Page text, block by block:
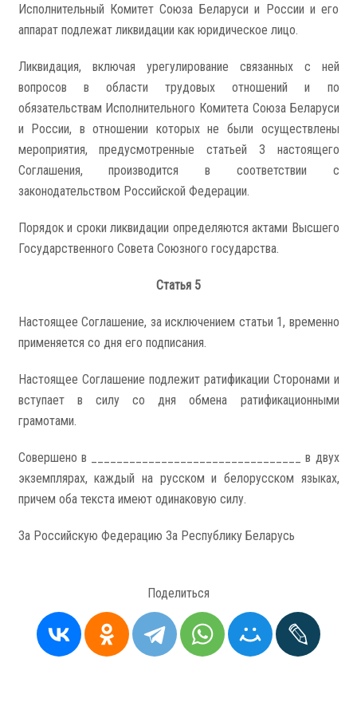
Исполнительный Комитет Союза Беларуси и России и его
аппарат подлежат ликвидации как юридическое лицо.
Ликвидация, включая урегулирование связанных с ней
вопросов в области трудовых отношений и по
обязательствам Исполнительного Комитета Союза Беларуси
и России, в отношении которых не были осуществлены
мероприятия, предусмотренные статьей 3 настоящего
Соглашения, производится в соответствии с
законодательством Российской Федерации.
Порядок и сроки ликвидации определяются актами Высшего
Государственного Совета Союзного государства.
Статья 5
Настоящее Соглашение, за исключением статьи 1, временно
применяется со дня его подписания.
Настоящее Соглашение подлежит ратификации Сторонами и
вступает в силу со дня обмена ратификационными
грамотами.
Совершено в _________________________________ в двух
экземплярах, каждый на русском и белорусском языках,
причем оба текста имеют одинаковую силу.
За Российскую Федерацию За Республику Беларусь
Поделиться